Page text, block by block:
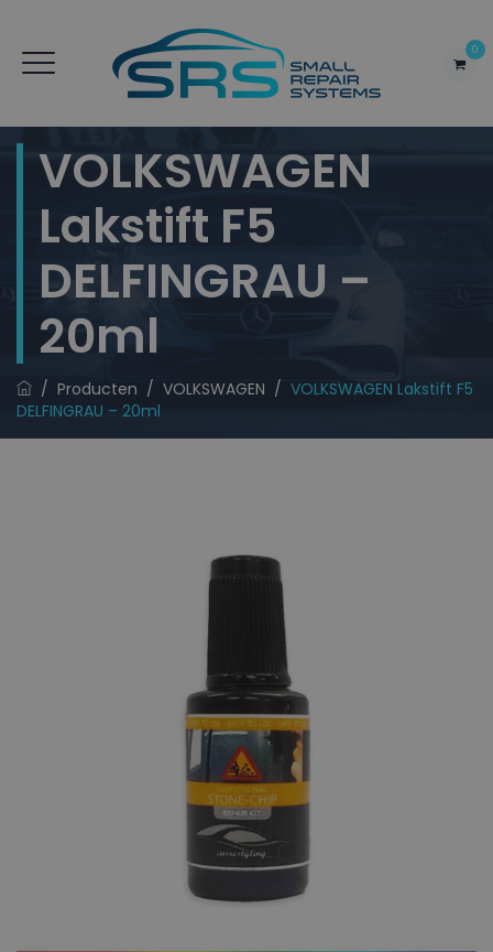
0
VOLKSWAGEN
Lakstift F5
DELFINGRAU –
20ml
/ Producten / VOLKSWAGEN / VOLKSWAGEN Lakstift F5
DELFINGRAU – 20ml